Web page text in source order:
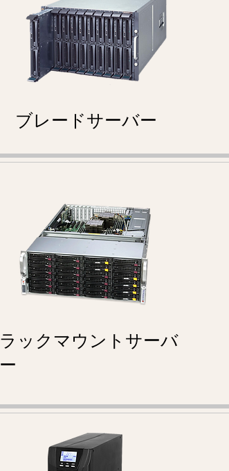
ブレードサーバー
ラックマウントサーバ
ー